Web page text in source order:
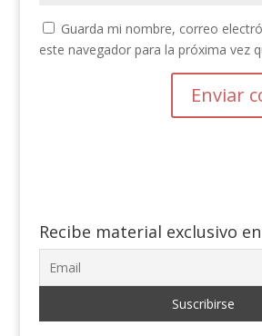
Guarda mi nombre, correo
este navegador para la próxima vez
Recibe material exclusivo